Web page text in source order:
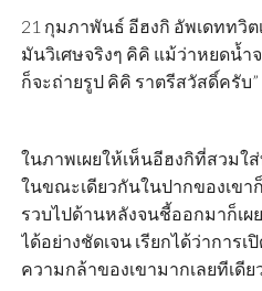
21 กุมภาพันธ์ อีฮงกิ อัพเดททวิ
มันวิเศษจริงๆ คิคิ แม้ว่าหยดน้ำ
ก็จะถ่ายรูป คิคิ ราตรีสวัสดิ์ครับ”
ในภาพเผยให้เห็นอีฮงกิที่สวมใ
ในขณะเดียวกันในปากของเขา
รวบไปด้านหลังจนชี้ออกมาก็เ
ได้อย่างชัดเจน เรียกได้ว่าการ
ความกล้าของเขามากเลยทีเดีย